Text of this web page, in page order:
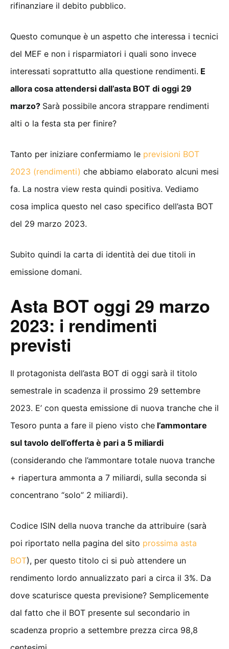
rifinanziare il debito pubblico.
Questo comunque è un aspetto che interessa i tecnici
del MEF e non i risparmiatori i quali sono invece
interessati soprattutto alla questione rendimenti. E
allora cosa attendersi dall’asta BOT di oggi 29
marzo? Sarà possibile ancora strappare rendimenti
alti o la festa sta per finire?
Tanto per iniziare confermiamo le previsioni BOT
2023 (rendimenti) che abbiamo elaborato alcuni mesi
fa. La nostra view resta quindi positiva. Vediamo
cosa implica questo nel caso specifico dell’asta BOT
del 29 marzo 2023.
Subito quindi la carta di identità dei due titoli in
emissione domani.
Asta BOT oggi 29 marzo
2023: i rendimenti
previsti
Il protagonista dell’asta BOT di oggi sarà il titolo
semestrale in scadenza il prossimo 29 settembre
2023. E’ con questa emissione di nuova tranche che il
Tesoro punta a fare il pieno visto che l’ammontare
sul tavolo dell’offerta è pari a 5 miliardi
(considerando che l’ammontare totale nuova tranche
+ riapertura ammonta a 7 miliardi, sulla seconda si
concentrano “solo” 2 miliardi).
Codice ISIN della nuova tranche da attribuire (sarà
poi riportato nella pagina del sito prossima asta
BOT), per questo titolo ci si può attendere un
rendimento lordo annualizzato pari a circa il 3%. Da
dove scaturisce questa previsione? Semplicemente
dal fatto che il BOT presente sul secondario in
scadenza proprio a settembre prezza circa 98,8